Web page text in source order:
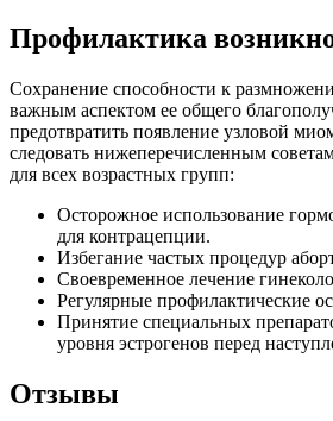
Профилактика
Сохранение способности к
важным аспектом ее общего
предотвратить появление узловой
следовать нижеперечисленным
для всех возрастных групп:
Осторожное использование
для контрацепции.
Избегание частых процедур
Своевременное лечение
Регулярные профилактические
Принятие специальных
уровня эстрогенов перед
Отзывы